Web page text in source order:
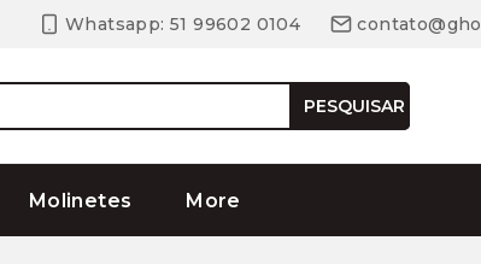
Whatsapp: 51 99602 0104
PESQUISAR
Molinetes More